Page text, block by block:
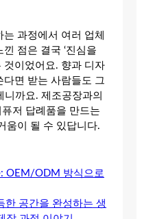
과정에서 여러 업체
점은 결국 ‘진심을
것이었어요. 향과 디자
다면 받는 사람들도 그
까요. 제조공장과의
저 답례품을 만드는
움이 될 수 있답니다.
OEM/ODM 방식으로
한 공간을 완성하는 생